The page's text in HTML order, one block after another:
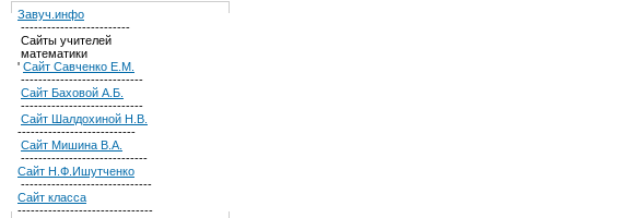
Завуч.инфо
-------------------------
Сайты учителей
математики
' Сайт Савченко Е.М.
----------------------------
Сайт Баховой А.Б.
----------------------------
Сайт Шалдохиной Н.В.
---------------------------
Сайт Мишина В.А.
-----------------------------
Сайт Н.Ф.Ишутченко
------------------------------
Сайт класса
-------------------------------